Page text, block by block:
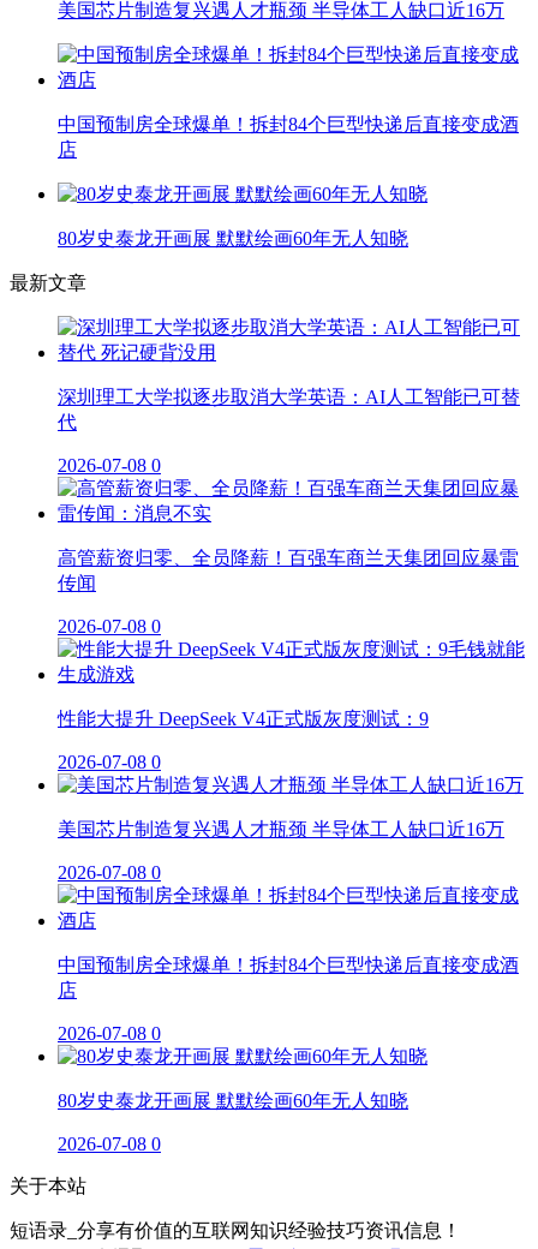
美国芯片制造复兴遇人才瓶颈 半导体工人缺口近16万
中国预制房全球爆单！拆封84个巨型快递后直接变成酒
店
80岁史泰龙开画展 默默绘画60年无人知晓
最新文章
深圳理工大学拟逐步取消大学英语：AI人工智能已可替
代
2026-07-08 0
高管薪资归零、全员降薪！百强车商兰天集团回应暴雷
传闻
2026-07-08 0
性能大提升 DeepSeek V4正式版灰度测试：9
2026-07-08 0
美国芯片制造复兴遇人才瓶颈 半导体工人缺口近16万
2026-07-08 0
中国预制房全球爆单！拆封84个巨型快递后直接变成酒
店
2026-07-08 0
80岁史泰龙开画展 默默绘画60年无人知晓
2026-07-08 0
关于本站
短语录_分享有价值的互联网知识经验技巧资讯信息！